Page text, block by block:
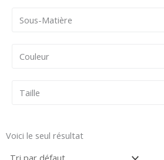
Sous-Matière
Couleur
Taille
Voici le seul résultat